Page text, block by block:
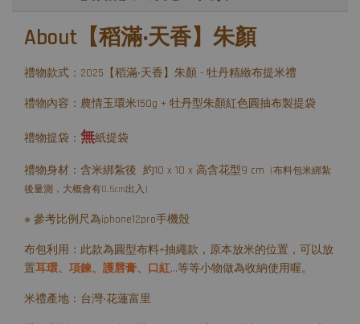
About【稻滿‧天香】朱顏
禮物款式：2025【稻滿‧天香】朱顏 - 牡丹精緻布提米禮
禮物內容：農情玉環米150g + 牡丹型朱顏紅色圓抽布製提袋
禮物提袋： 無紙提袋
禮物身材：含米綁紮後 約10 x 10 x 高含花型9 cm (布料包米綁紮
後量測，大概會有0.5cm出入)
※ 參考比例尺為iphone12pro手機殼
布包利用：此款為圓型布料+抽繩款，原本放米的位置，可以放
置耳環、項鍊、護唇膏、口紅...等等小物做為收納使用喔。
米禮產地：台灣‧花蓮富里